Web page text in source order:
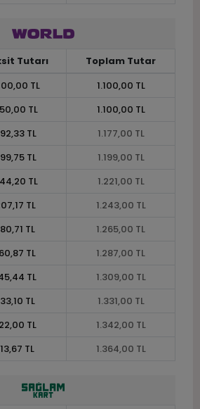
Tutarı
Toplam Tutar
TL
1.100,00 TL
TL
1.100,00 TL
TL
1.177,00 TL
TL
1.199,00 TL
TL
1.221,00 TL
TL
1.243,00 TL
TL
1.265,00 TL
TL
1.287,00 TL
TL
1.309,00 TL
TL
1.331,00 TL
TL
1.342,00 TL
TL 1.364,00 TL